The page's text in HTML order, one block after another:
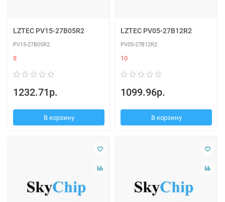
LZTEC PV15-27B05R2
PV15-27B05R2
8
1232.71р.
В корзину
LZTEC PV05-27B12R2
PV05-27B12R2
10
1099.96р.
В корзину